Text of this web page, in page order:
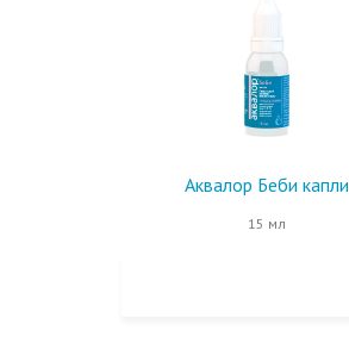
Аквалор Беби капли
15 мл